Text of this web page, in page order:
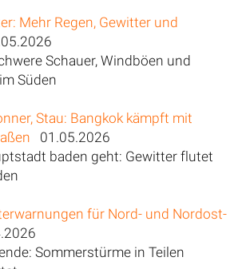
Mehr Regen, Gewitter und
Schauer, Windböen und
Süden
Stau: Bangkok kämpft mit
01.05.2026
baden geht: Gewitter flutet
für Nord- und Nordost-
Sommerstürme in Teilen